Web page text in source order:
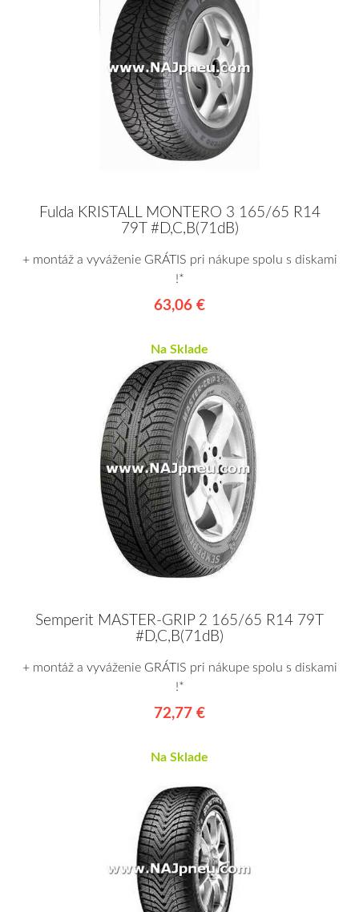
Fulda KRISTALL MONTERO 3 165/65 R14
79T #D,C,B(71dB)
+ montáž a vyváženie GRÁTIS pri nákupe spolu s diskami
!*
63,06 €
Na Sklade
Semperit MASTER-GRIP 2 165/65 R14 79T
#D,C,B(71dB)
+ montáž a vyváženie GRÁTIS pri nákupe spolu s diskami
!*
72,77 €
Na Sklade